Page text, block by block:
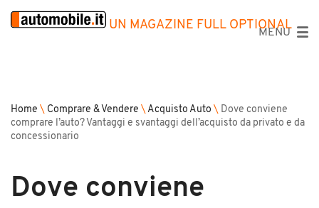
UN MAGAZINE FULL OPTIONAL
MENU
Home \ Comprare & Vendere \ Acquisto Auto \ Dove conviene
comprare l’auto? Vantaggi e svantaggi dell’acquisto da privato e da
concessionario
Dove conviene